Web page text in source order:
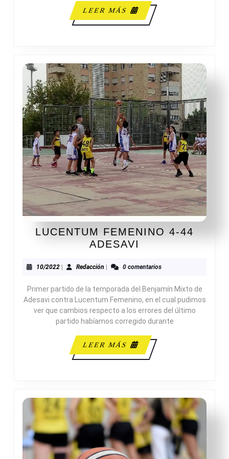
LEER MÁS
LEER
MÁS
LUCENTUM FEMENINO 4-44
ADESAVI
4-
ADESAVI
10/202210/2022RedacciónRedacción0 comentarios
Primer partido de la temporada del Benjamín Mixto de
Adesavi contra Lucentum Femenino, en el cual pudimos
ver que cambios respecto a los errores del último
partido habíamos corregido durante
LEER MÁS
LEER
MÁS